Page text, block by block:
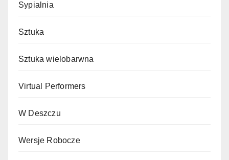
Sypialnia
Sztuka
Sztuka wielobarwna
Virtual Performers
W Deszczu
Wersje Robocze